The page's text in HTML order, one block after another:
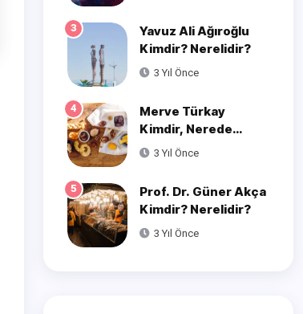
3
Yavuz Ali Ağıroğlu
Kimdir? Nerelidir?
3 Yıl Önce
4
Merve Türkay
Kimdir, Nerede
Doğmuştur?
3 Yıl Önce
5
Prof. Dr. Güner Akça
Kimdir? Nerelidir?
3 Yıl Önce